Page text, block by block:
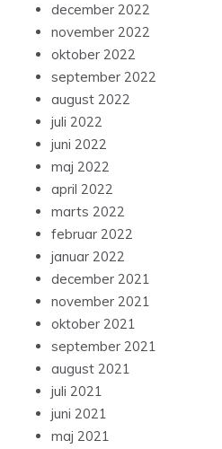
december 2022
november 2022
oktober 2022
september 2022
august 2022
juli 2022
juni 2022
maj 2022
april 2022
marts 2022
februar 2022
januar 2022
december 2021
november 2021
oktober 2021
september 2021
august 2021
juli 2021
juni 2021
maj 2021